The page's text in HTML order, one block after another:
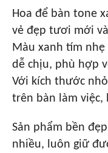
Hoa để bàn tone
vẻ đẹp tươi mới
Màu xanh tím nhẹ
dễ chịu, phù hợp
Với kích thước
trên bàn làm việc,
Sản phẩm bền
nhiều, luôn giữ